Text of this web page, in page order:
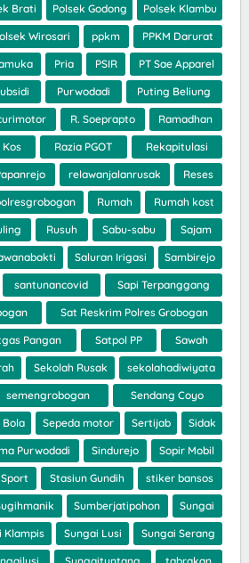
Brati Polsek Godong Polsek Klambu
Wirosari ppkm PPKM Darurat
Pria PSIR PT Sae Apparel
Purwodadi Puting Beliung
R. Soeprapto Ramadhan
Kos Razia PGOT Rekapitulasi
relawanjalanrusak Reses
Rumah Rumah kost
Rusuh Sabu-sabu Sajam
Saluran Irigasi Sambirejo
santunancovid Sapi Terpanggang
Sat Reskrim Polres Grobogan
Pangan Satpol PP Sawah
Sekolah Rusak sekolahadiwiyata
semengrobogan Sendang Coyo
Bola Sepeda motor Sertijab Sidak
Purwodadi Sindurejo Sopir Mobil
Sport Stasiun Gundih stiker bansos
Sumberjatipohon Sungai
Klampis Sungai Lusi Sungai Serang
Sungaituntang tabrakan